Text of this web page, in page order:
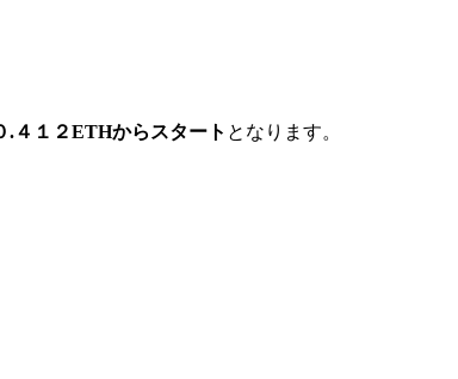
.４１２ETHからスタート となります。